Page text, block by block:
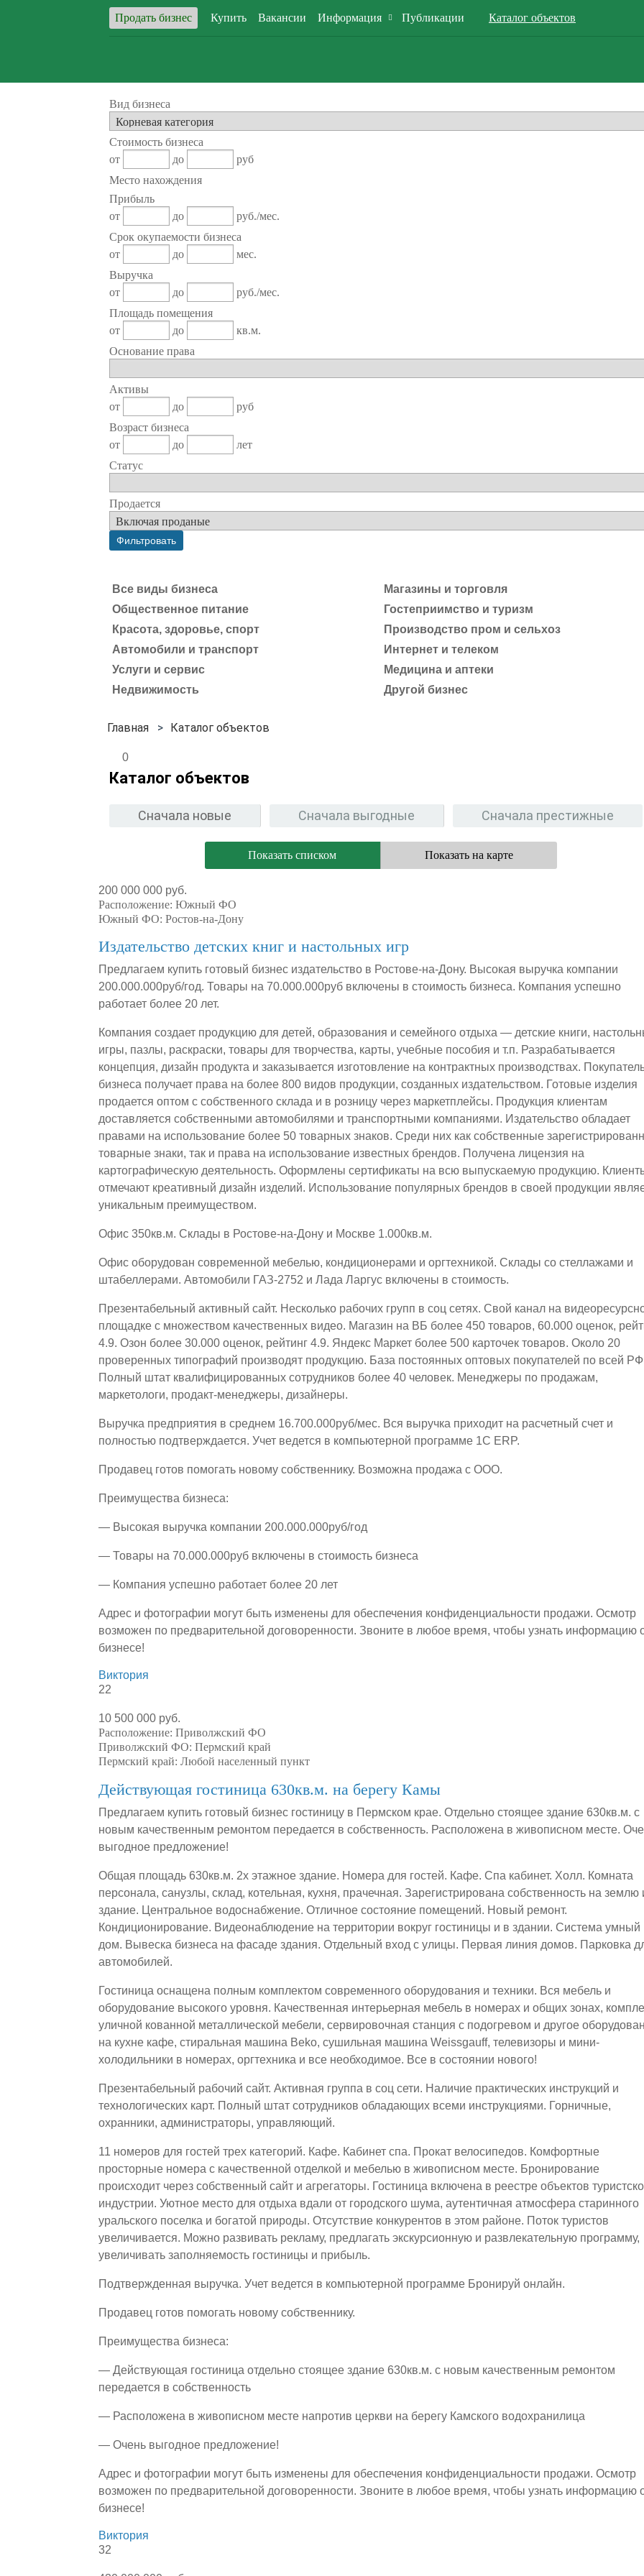
Продать бизнес Купить Вакансии Информация Публикации Каталог объектов
Вид бизнеса
Стоимость бизнеса
от
до
руб
Место нахождения
Прибыль
от
до
руб./мес.
Срок окупаемости бизнеса
от
до
мес.
Выручка
от
до
руб./мес.
Площадь помещения
от
до
кв.м.
Основание права
Активы
от
до
руб
Возраст бизнеса
от
до
лет
Статус
Продается
Все виды бизнеса
Магазины и торговля
Общественное питание
Гостеприимство и туризм
Красота, здоровье, спорт
Производство пром и сельхоз
Автомобили и транспорт
Интернет и телеком
Услуги и сервис
Медицина и аптеки
Недвижимость
Другой бизнес
Каталог объектов
0
Каталог объектов
Сначала новые Сначала выгодные Сначала престижные
Показать списком Показать на карте
200 000 000 руб.
Расположение: Южный ФО
Южный ФО: Ростов-на-Дону
Издательство детских книг и настольных игр
Предлагаем купить готовый бизнес издательство в Ростове-на-Дону. Высокая выручка компании
200.000.000руб/год. Товары на 70.000.000руб включены в стоимость бизнеса. Компания успешно
работает более 20 лет.
Компания создает продукцию для детей, образования и семейного отдыха — детские книги,
игры, пазлы, раскраски, товары для творчества, карты, учебные пособия и т.п. Разрабатывается
концепция, дизайн продукта и заказывается изготовление на контрактных производствах.
бизнеса получает права на более 800 видов продукции, созданных издательством. Готовые изделия
продается оптом с собственного склада и в розницу через маркетплейсы. Продукция клиентам
доставляется собственными автомобилями и транспортными компаниями. Издательство обладает
правами на использование более 50 товарных знаков. Среди них как собственные
товарные знаки, так и права на использование известных брендов. Получена лицензия на
картографическую деятельность. Оформлены сертификаты на всю выпускаемую продукцию.
отмечают креативный дизайн изделий. Использование популярных брендов в своей продукции
уникальным преимуществом.
Офис 350кв.м. Склады в Ростове-на-Дону и Москве 1.000кв.м.
Офис оборудован современной мебелью, кондиционерами и оргтехникой. Склады со стеллажами и
штабеллерами. Автомобили ГАЗ-2752 и Лада Ларгус включены в стоимость.
Презентабельный активный сайт. Несколько рабочих групп в соц сетях. Свой канал на
площадке с множеством качественных видео. Магазин на ВБ более 450 товаров, 60.000 оценок,
4.9. Озон более 30.000 оценок, рейтинг 4.9. Яндекс Маркет более 500 карточек товаров. Около 20
проверенных типографий производят продукцию. База постоянных оптовых покупателей по всей
Полный штат квалифицированных сотрудников более 40 человек. Менеджеры по продажам,
маркетологи, продакт-менеджеры, дизайнеры.
Выручка предприятия в среднем 16.700.000руб/мес. Вся выручка приходит на расчетный счет и
полностью подтверждается. Учет ведется в компьютерной программе 1С ЕRP.
Продавец готов помогать новому собственнику. Возможна продажа с ООО.
Преимущества бизнеса:
— Высокая выручка компании 200.000.000руб/год
— Товары на 70.000.000руб включены в стоимость бизнеса
— Компания успешно работает более 20 лет
Адрес и фотографии могут быть изменены для обеспечения конфиденциальности продажи. Осмотр
возможен по предварительной договоренности. Звоните в любое время, чтобы узнать информацию
бизнесе!
Виктория
22
10 500 000 руб.
Расположение: Приволжский ФО
Приволжский ФО: Пермский край
Пермский край: Любой населенный пункт
Действующая гостиница 630кв.м. на берегу Камы
Предлагаем купить готовый бизнес гостиницу в Пермском крае. Отдельно стоящее здание 630кв.м. с
новым качественным ремонтом передается в собственность. Расположена в живописном месте.
выгодное предложение!
Общая площадь 630кв.м. 2х этажное здание. Номера для гостей. Кафе. Спа кабинет. Холл. Комната
персонала, санузлы, склад, котельная, кухня, прачечная. Зарегистрирована собственность на землю
здание. Центральное водоснабжение. Отличное состояние помещений. Новый ремонт.
Кондиционирование. Видеонаблюдение на территории вокруг гостиницы и в здании. Система умный
дом. Вывеска бизнеса на фасаде здания. Отдельный вход с улицы. Первая линия домов. Парковка
автомобилей.
Гостиница оснащена полным комплектом современного оборудования и техники. Вся мебель и
оборудование высокого уровня. Качественная интерьерная мебель в номерах и общих зонах,
уличной кованной металлической мебели, сервировочная станция с подогревом и другое
на кухне кафе, стиральная машина Beko, сушильная машина Weissgauff, телевизоры и мини-
холодильники в номерах, оргтехника и все необходимое. Все в состоянии нового!
Презентабельный рабочий сайт. Активная группа в соц сети. Наличие практических инструкций и
технологических карт. Полный штат сотрудников обладающих всеми инструкциями. Горничные,
охранники, администраторы, управляющий.
11 номеров для гостей трех категорий. Кафе. Кабинет спа. Прокат велосипедов. Комфортные
просторные номера с качественной отделкой и мебелью в живописном месте. Бронирование
происходит через собственный сайт и агрегаторы. Гостиница включена в реестре объектов
индустрии. Уютное место для отдыха вдали от городского шума, аутентичная атмосфера старинного
уральского поселка и богатой природы. Отсутствие конкурентов в этом районе. Поток туристов
увеличивается. Можно развивать рекламу, предлагать экскурсионную и развлекательную программу,
увеличивать заполняемость гостиницы и прибыль.
Подтвержденная выручка. Учет ведется в компьютерной программе Бронируй онлайн.
Продавец готов помогать новому собственнику.
Преимущества бизнеса:
— Действующая гостиница отдельно стоящее здание 630кв.м. с новым качественным ремонтом
передается в собственность
— Расположена в живописном месте напротив церкви на берегу Камского водохранилица
— Очень выгодное предложение!
Адрес и фотографии могут быть изменены для обеспечения конфиденциальности продажи. Осмотр
возможен по предварительной договоренности. Звоните в любое время, чтобы узнать информацию
бизнесе!
Виктория
32